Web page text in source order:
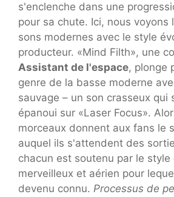
s'enclenche dans une
pour sa chute. Ici, nous voyons
sons modernes avec le style
producteur. «Mind Filth», une
Assistant de l'espace, plonge
genre de la basse moderne
sauvage – un son crasseux qui
épanoui sur «Laser Focus».
morceaux donnent aux fans le
auquel ils s'attendent des
chacun est soutenu par le
merveilleux et aérien pour
devenu connu. Processus de